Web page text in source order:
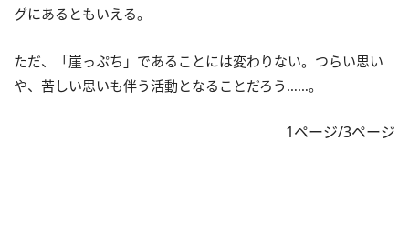
グにあるともいえる。
ただ、「崖っぷち」であることには変わりない。つらい思い
や、苦しい思いも伴う活動となることだろう……。
1ページ/3ページ